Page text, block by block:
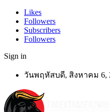
Likes
Followers
Subscribers
Followers
Sign in
วันพฤหัสบดี, สิงหาคม 6,